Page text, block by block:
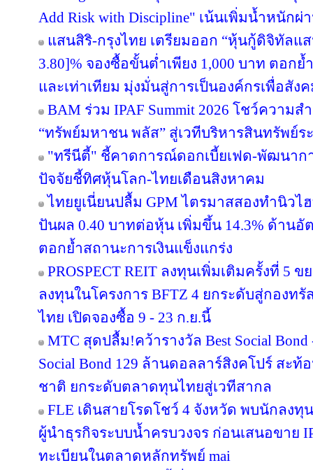
Add Risk with Discipline" เน้นเพิ่มน้ำหนักผ่
แสนสิริ-กรุงไทย เตรียมออก “หุ้นกู้ดิจิทัลแ
3.80]% จองซื้อขั้นต่ำเพียง 1,000 บาท ตอก
และเท่าเทียม มุ่งมั่นสู่การเป็นองค์กรเพื่อสัง
BAM ร่วม IPAF Summit 2026 โชว์ความส
“ทรัพย์มหาชน พลัส” สู่เวทีบริหารสินทรัพย์ร
"ทรีนีตี้" ชี้คาดการณ์ดอกเบี้ยเฟด-พัฒนาก
ปัจจัยชี้ทิศหุ้นโลก-ไทยเดือนสิงหาคม
ไทยยูเนี่ยนปลื้ม GPM ไตรมาสสองทำนิวไ
ปันผล 0.40 บาทต่อหุ้น เพิ่มขึ้น 14.3% ด้านอั
ตอกย้ำสถานะการเงินแข็งแกร่ง
PROSPECT REIT ลงทุนเพิ่มเติมครั้งที่ 5
ลงทุนในโครงการ BFTZ 4 ยกระดับสู่กองท
ไทย เปิดจองซื้อ 9 - 23 ก.ย.นี้
MTC สุดปลื้ม!คว้ารางวัล Best Social
Social Bond 129 ล้านดอลลาร์สิงคโปร์ สะ
ชาติ ยกระดับตลาดทุนไทยสู่เวทีสากล
FLE เดินสายโรดโชว์ 4 จังหวัด พบนักลง
ผู้นำธุรกิจระบบน้ำครบวงจร ก่อนเสนอขาย
ทะเบียนในตลาดหลักทรัพย์ mai